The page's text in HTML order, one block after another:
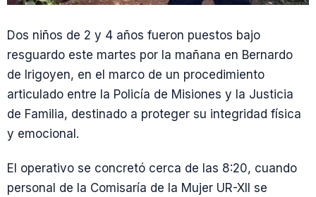
Dos niños de 2 y 4 años fueron puestos bajo
resguardo este martes por la mañana en Bernardo
de Irigoyen, en el marco de un procedimiento
articulado entre la Policía de Misiones y la Justicia
de Familia, destinado a proteger su integridad física
y emocional.
El operativo se concretó cerca de las 8:20, cuando
personal de la Comisaría de la Mujer UR-XII se